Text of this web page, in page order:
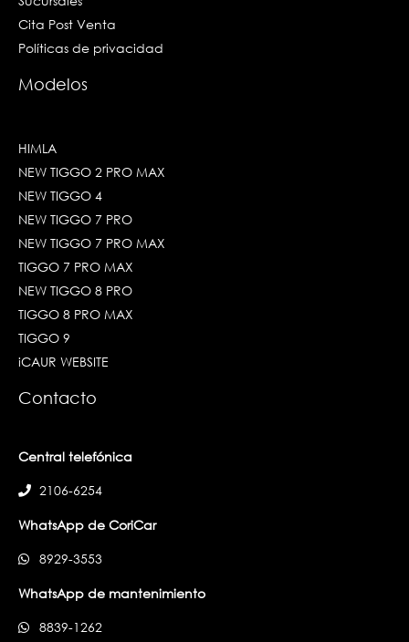
Cita Post Venta
Políticas de privacidad
Modelos
HIMLA
NEW TIGGO 2 PRO MAX
NEW TIGGO 4
NEW TIGGO 7 PRO
NEW TIGGO 7 PRO MAX
TIGGO 7 PRO MAX
NEW TIGGO 8 PRO
TIGGO 8 PRO MAX
TIGGO 9
iCAUR WEBSITE
Contacto
Central telefónica
2106-6254
WhatsApp de CoriCar
8929-3553
WhatsApp de mantenimiento
8839-1262